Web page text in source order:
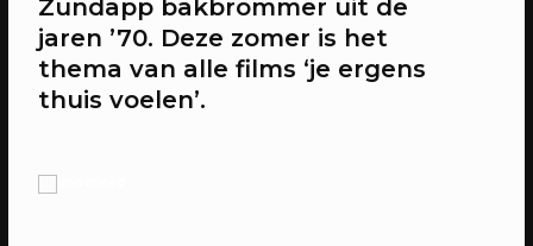
20/04/2023 CONFERENTIE
Workshops: Onze stad, ons canvas
Over de workshops tijdens Onze stad,
ons canvas
Zundapp bakbrommer uit de
jaren ’70. Deze zomer is het
thema van alle films ‘je ergens
thuis voelen’.